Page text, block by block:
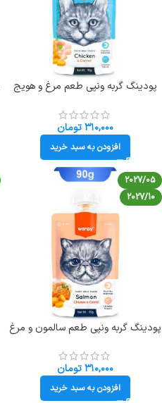
پودینگ گربه ونپی طعم مرغ و هویج
Cat
۳۱۰,۰۰۰ تومان
افزودن به سبد خرید
2027/05
2027/10
پودینگ گربه ونپی طعم سالمون و مرغ
Wanpy Cat
۳۱۰,۰۰۰ تومان
افزودن به سبد خرید